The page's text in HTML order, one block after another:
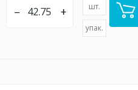
– + шт.
упак.